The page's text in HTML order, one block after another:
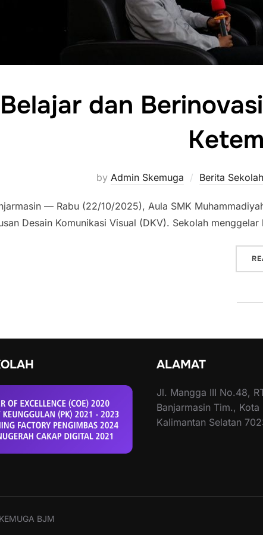
Belajar dan
by Admin Skemuga Berita Sekolah
— Rabu (22/10/2025), Aula SMK
Desain Komunikasi Visual (DKV). Sekolah
ALAMAT
Jl. Mangga III No.48,
Banjarmasin Tim., Kota
Kalimantan Selatan
BJM